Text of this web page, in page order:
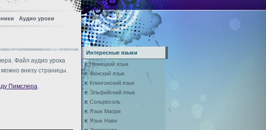
Аудио уроки
Файл аудио урока
внизу страницы.
Пимслера.
Интересные языки
Немецкий язык
Финский язык
Клингонский язык
Эльфийский язык
Сольресоль
Язык Маори
Язык Нави